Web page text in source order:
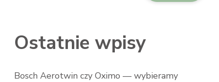
Ostatnie wpisy
Bosch Aerotwin czy Oximo — wybieramy